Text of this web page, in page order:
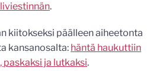
.
kiitokseksi päälleen aiheetonta
kansanosalta: häntä haukuttiin
paskaksi ja lutkaksi.